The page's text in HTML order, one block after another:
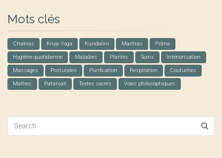
Mots clés
Chakras Kriya Yoga Kundalini Mantras Prâna
Hygiène quotidienne Maladies Plantes Soins Interiorisation
Massages Posturales Purification Respiration Coutumes
Maîtres Patanjali Textes sacrés Voies philosophiques